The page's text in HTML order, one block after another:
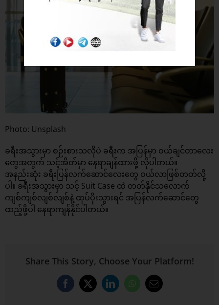
Photo: Unsplash
ခရီးအသွားမှာ စဉ်းစားသလိုပဲ ခရီးက အပြန်မှာ ဝယ်ချင်တာလေး
တွေအတွက် သင့်အိတ်မှာ နေရာချန်ထားဖို့ လိုပါတယ်။
အနည်းဆုံး ခရီးပြန်လက်ဆောင်လေးတွေ ဝယ်လာဖြစ်တတ်လို့
ပါ။ ခရီးအသွားမှာ သင့် Suit Case ထဲ တတ်နိုင်သလောက်
ကျစ်ကျစ်လျစ်လျစ်နဲ့ ထုပ်ပိုးသွားရင် အပြန်လက်ဆောင်တွေ
ထည့်ဖို့ပါ နေရာကျန်နိုင်ပါတယ်။
Share This Story, Choose Your Platform!
Facebook
X LinkedInWhatsApp
Email